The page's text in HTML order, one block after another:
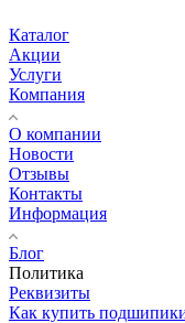
Каталог
Акции
Услуги
Компания
О компании
Новости
Отзывы
Контакты
Информация
Блог
Политика
Реквизиты
Как купить